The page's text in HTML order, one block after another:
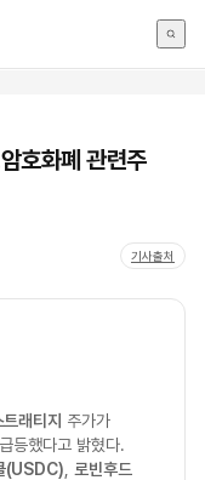
호화폐 관련주
기사출처
트래티지 주가가
등했다고 밝혔다.
(USDC)
로빈후드